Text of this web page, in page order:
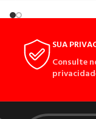
SUA
Consulte